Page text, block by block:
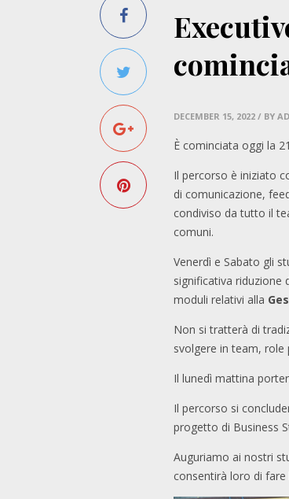
DECEMBER 15, 2022 / BY
È cominciata oggi la
Il percorso è iniziato
di comunicazione,
condiviso da tutto il
comuni.
Venerdì e Sabato gli
significativa riduzione
moduli relativi alla
Non si tratterà di
svolgere in team, role
Il lunedì mattina
Il percorso si
progetto di Business
Auguriamo ai nostri
consentirà loro di